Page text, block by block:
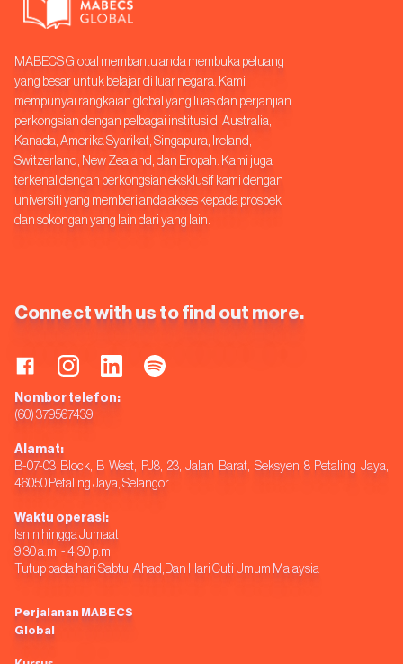
MABECS Global membantu anda membuka peluang
yang besar untuk belajar di luar negara. Kami
mempunyai rangkaian global yang luas dan perjanjian
perkongsian dengan pelbagai institusi di Australia,
Kanada, Amerika Syarikat, Singapura, Ireland,
Switzerland, New Zealand, dan Eropah. Kami juga
terkenal dengan perkongsian eksklusif kami dengan
universiti yang memberi anda akses kepada prospek
dan sokongan yang lain dari yang lain.
Connect with us to find out more.
Nombor telefon:
(60) 379567439.
Alamat:
B-07-03 Block, B West, PJ8, 23, Jalan Barat, Seksyen 8 Petaling Jaya,
46050 Petaling Jaya, Selangor
Waktu operasi:
Isnin hingga Jumaat
9:30 a.m. - 4:30 p.m.
Tutup pada hari Sabtu, Ahad,Dan Hari Cuti Umum Malaysia
Perjalanan MABECS
Global